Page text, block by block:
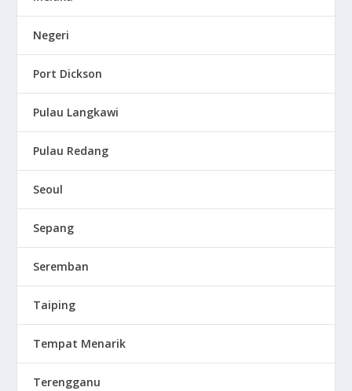
Negeri
Port Dickson
Pulau Langkawi
Pulau Redang
Seoul
Sepang
Seremban
Taiping
Tempat Menarik
Terengganu